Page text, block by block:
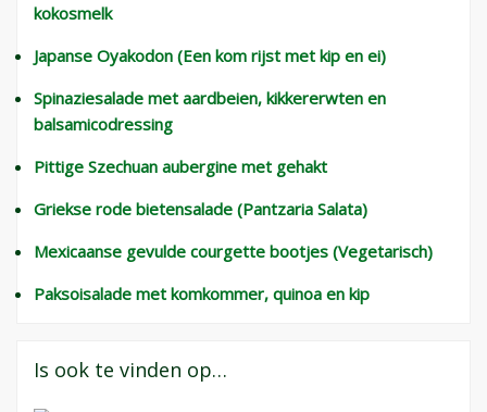
kokosmelk
Japanse Oyakodon (Een kom rijst met kip en ei)
Spinaziesalade met aardbeien, kikkererwten en
balsamicodressing
Pittige Szechuan aubergine met gehakt
Griekse rode bietensalade (Pantzaria Salata)
Mexicaanse gevulde courgette bootjes (Vegetarisch)
Paksoisalade met komkommer, quinoa en kip
Is ook te vinden op…